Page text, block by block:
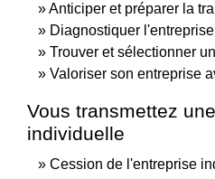
Anticiper et préparer la
Diagnostiquer l'entreprise
Trouver et sélectionner
Valoriser son entreprise
Vous transmettez
individuelle
Cession de l'entreprise